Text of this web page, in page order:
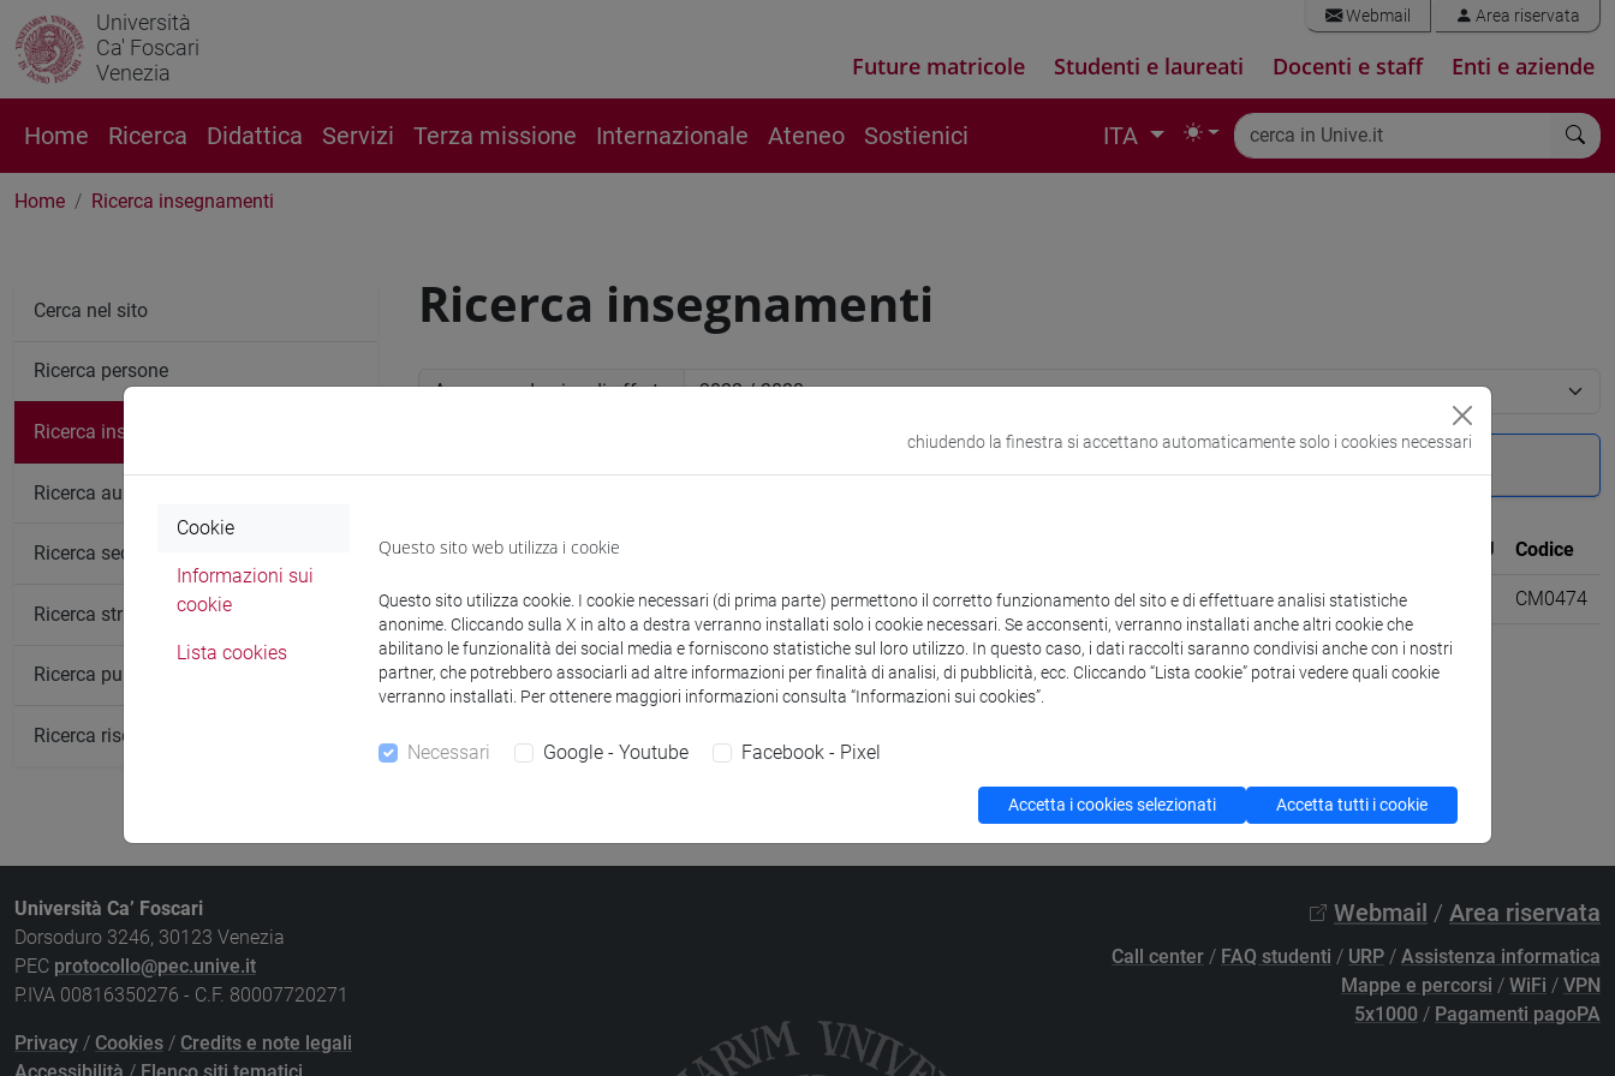
Università
Ca' Foscari
Venezia
Webmail Area riservata
Future matricole Studenti e laureati Docenti e staff Enti e aziende
Home Ricerca Didattica Servizi Terza missione Internazionale Ateneo Sostienici ITA
Home Ricerca insegnamenti
Ricerca insegnamenti
Anno accademico di offerta
Insegnamento CFU Codice
FORMAL METHODS FOR SYSTEM VERIFICATION-computer science and information technology [CM90] VENEZIA CM0474
Cerca nel sito
Ricerca persone
Ricerca insegnamenti
Ricerca aule
Ricerca sedi
Ricerca strutture
Ricerca pubblicazioni
Ricerca risorse bibliografiche
Università Ca’ Foscari
Dorsoduro 3246, 30123 Venezia
PEC protocollo@pec.unive.it
P.IVA 00816350276 - C.F. 80007720271
Privacy / Cookies / Credits e note legali
Webmail / Area riservata
Call center / FAQ studenti / URP / Assistenza informatica
Mappe e percorsi / WiFi / VPN
5x1000 / Pagamenti pagoPA
chiudendo la finestra si accettano automaticamente solo i cookies necessari
Cookie
Informazioni sui
cookie
Lista cookies
Questo sito web utilizza i cookie
Questo sito utilizza cookie. I cookie necessari (di prima parte) permettono il corretto funzionamento del sito e di effettuare analisi statistiche
anonime. Cliccando sulla X in alto a destra verranno installati solo i cookie necessari. Se acconsenti, verranno installati anche altri cookie che
abilitano le funzionalità dei social media e forniscono statistiche sul loro utilizzo. In questo caso, i dati raccolti saranno condivisi anche con i nostri
partner, che potrebbero associarli ad altre informazioni per finalità di analisi, di pubblicità, ecc. Cliccando “Lista cookie” potrai vedere quali cookie
verranno installati. Per ottenere maggiori informazioni consulta “Informazioni sui cookies”.
Necessari Google - Youtube Facebook - Pixel
Accetta i cookies selezionati Accetta tutti i cookie